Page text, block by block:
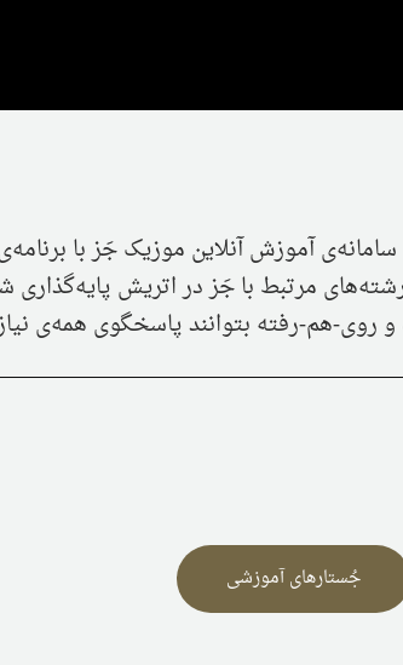
آموزش آنلاین موزیک جَز با
مرتبط با جَز در اتریش
و روی‌-هم-رفته بتوانند پاسخگوی همه‌ی
جُستارهای آموزشی